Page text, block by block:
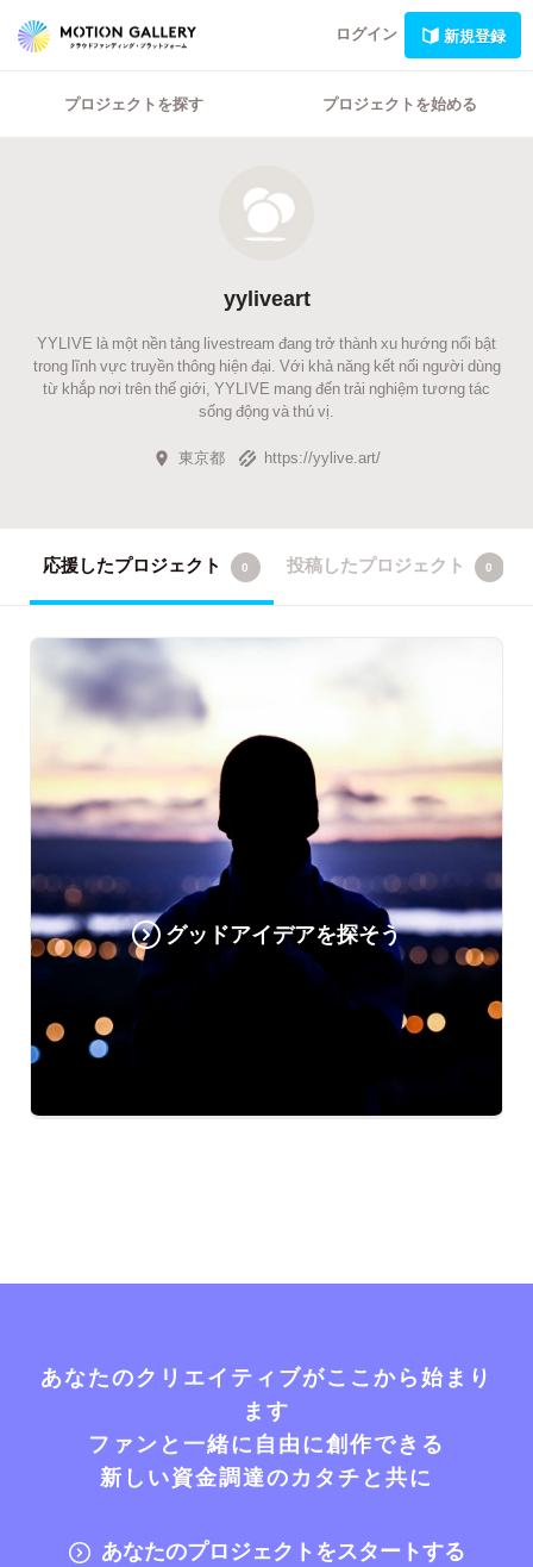
ログイン 新規登録
プロジェクトを探す プロジェクトを始める
yyliveart
YYLIVE là một nền tảng livestream đang trở thành xu hướng nổi bật
trong lĩnh vực truyền thông hiện đại. Với khả năng kết nối người dùng
từ khắp nơi trên thế giới, YYLIVE mang đến trải nghiệm tương tác
sống động và thú vị.
東京都 https://yylive.art/
応援したプロジェクト 0 投稿したプロジェクト 0
グッドアイデアを探そう
あなたのクリエイティブがここから始まり
ます
ファンと一緒に自由に創作できる
新しい資金調達のカタチと共に
あなたのプロジェクトをスタートする